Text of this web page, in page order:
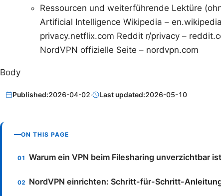
Ressourcen und weiterführende Lektüre
Artificial Intelligence Wikipedia –
privacy.netflix.com Reddit r/privacy –
NordVPN offizielle Seite – nordvpn.com
Body
Published:2026-04-02· Last updated:2026-05-10
ON THIS PAGE
Warum ein VPN beim Filesharing unverzichtbar ist
NordVPN einrichten: Schritt-für-Schritt-